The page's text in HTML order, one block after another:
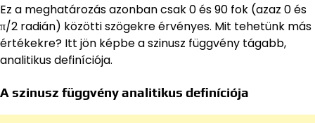
Ez a meghatározás azonban csak 0 és 90 fok (azaz 0 és
π/2 radián) közötti szögekre érvényes. Mit tehetünk más
értékekre? Itt jön képbe a szinusz függvény tágabb,
analitikus definíciója.
A szinusz függvény analitikus definíciója